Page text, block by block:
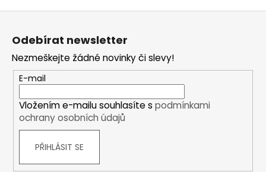
Z
Odebírat newsletter
Nezmeškejte žádné novinky či slevy!
E-mail
Vložením e-mailu souhlasíte s podmínkami
ochrany osobních údajů
PŘIHLÁSIT SE